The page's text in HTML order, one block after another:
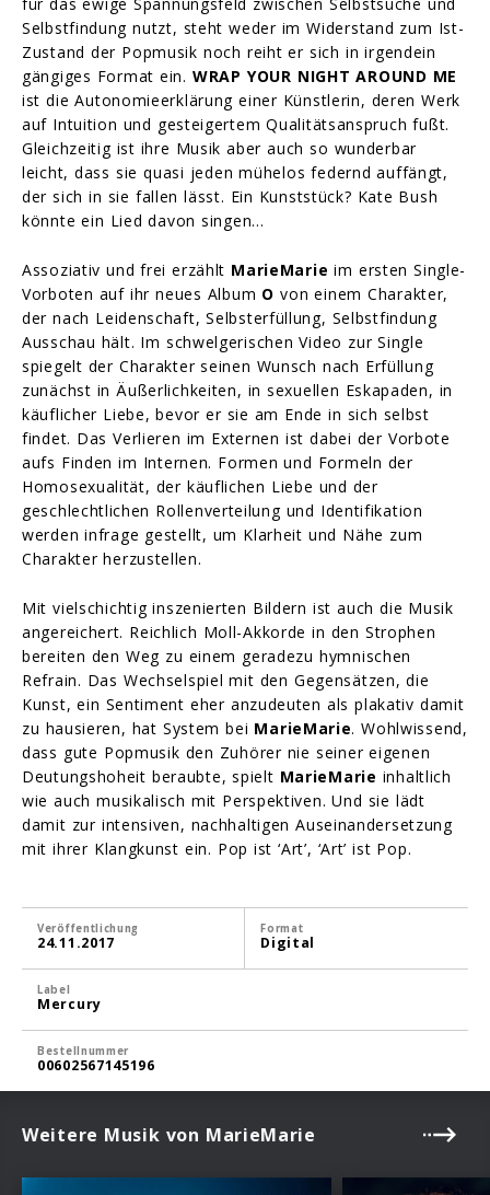
Selbstfindung nutzt, steht weder im Widerstand zum Ist-
Zustand der Popmusik noch reiht er sich in irgendein
gängiges Format ein. WRAP YOUR NIGHT AROUND ME
ist die Autonomieerklärung einer Künstlerin, deren Werk
auf Intuition und gesteigertem Qualitätsanspruch fußt.
Gleichzeitig ist ihre Musik aber auch so wunderbar
leicht, dass sie quasi jeden mühelos federnd auffängt,
der sich in sie fallen lässt. Ein Kunststück? Kate Bush
könnte ein Lied davon singen…
Assoziativ und frei erzählt MarieMarieim ersten Single-
Vorboten auf ihr neues Album Ovon einem Charakter,
der nach Leidenschaft, Selbsterfüllung, Selbstfindung
Ausschau hält. Im schwelgerischen Video zur Single
spiegelt der Charakter seinen Wunsch nach Erfüllung
zunächst in Äußerlichkeiten, in sexuellen Eskapaden, in
käuflicher Liebe, bevor er sie am Ende in sich selbst
findet. Das Verlieren im Externen ist dabei der Vorbote
aufs Finden im Internen. Formen und Formeln der
Homosexualität, der käuflichen Liebe und der
geschlechtlichen Rollenverteilung und Identifikation
werden infrage gestellt, um Klarheit und Nähe zum
Charakter herzustellen.
Mit vielschichtig inszenierten Bildern ist auch die Musik
angereichert. Reichlich Moll-Akkorde in den Strophen
bereiten den Weg zu einem geradezu hymnischen
Refrain. Das Wechselspiel mit den Gegensätzen, die
Kunst, ein Sentiment eher anzudeuten als plakativ damit
zu hausieren, hat System bei MarieMarie. Wohlwissend,
dass gute Popmusik den Zuhörer nie seiner eigenen
Deutungshoheit beraubte, spielt MarieMarie inhaltlich
wie auch musikalisch mit Perspektiven. Und sie lädt
damit zur intensiven, nachhaltigen Auseinandersetzung
mit ihrer Klangkunst ein. Pop ist ‘Art’, ‘Art’ ist Pop.
Veröffentlichung
24.11.2017
Format
Digital
Label
Mercury
Bestellnummer
00602567145196
Weitere Musik von MarieMarie